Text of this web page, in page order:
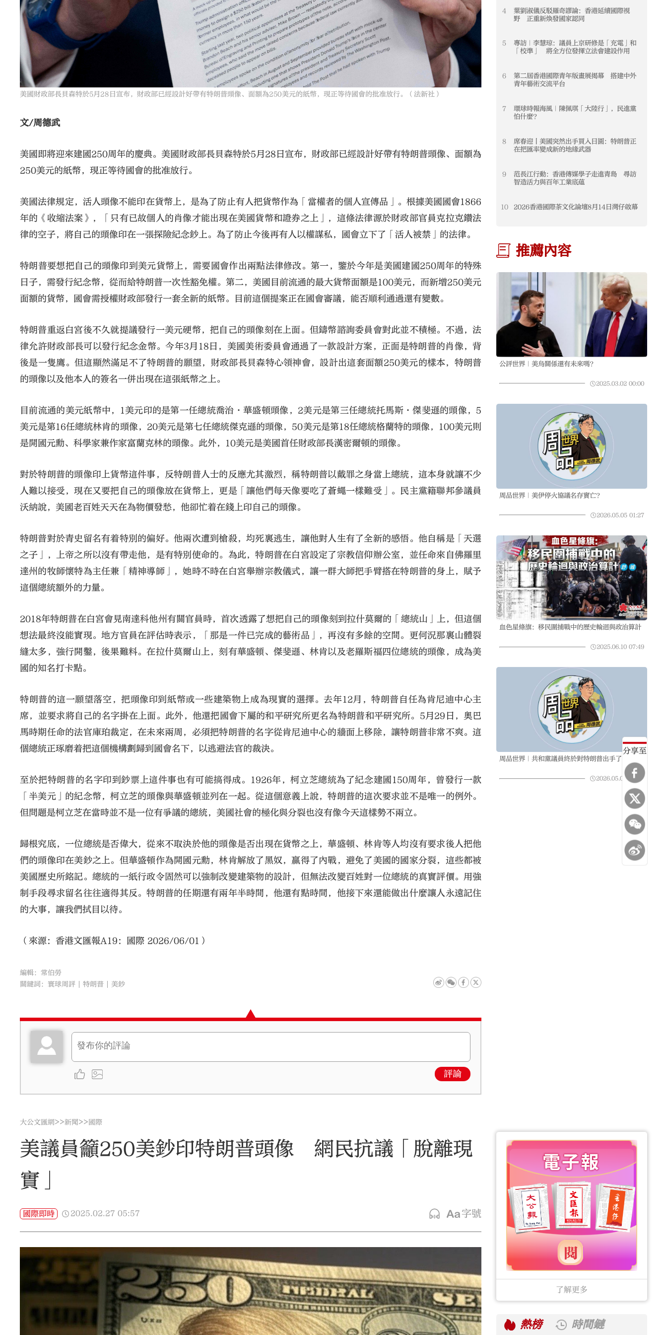
分享至
美國財政部長貝森特於5月28日宣布，財政部已經設計好帶有特朗普頭像、面額為250美元的紙幣，現正等待國會的批准放行。（法新社）
文/周德武
美國即將迎來建國250周年的慶典。美國財政部長貝森特於5月28日宣布，財政部已經設計好帶有特朗普頭像、面額為
250美元的紙幣，現正等待國會的批准放行。
美國法律規定，活人頭像不能印在貨幣上，是為了防止有人把貨幣作為「當權者的個人宣傳品」。根據美國國會1866
年的《收縮法案》，「只有已故個人的肖像才能出現在美國貨幣和證券之上」，這條法律源於財政部官員克拉克鑽法
律的空子，將自己的頭像印在一張探險紀念鈔上。為了防止今後再有人以權謀私，國會立下了「活人被禁」的法律。
特朗普要想把自己的頭像印到美元貨幣上，需要國會作出兩點法律修改。第一，鑒於今年是美國建國250周年的特殊
日子，需發行紀念幣，從而給特朗普一次性豁免權。第二，美國目前流通的最大貨幣面額是100美元，而新增250美元
面額的貨幣，國會需授權財政部發行一套全新的紙幣。目前這個提案正在國會審議，能否順利通過還有變數。
特朗普重返白宮後不久就提議發行一美元硬幣，把自己的頭像刻在上面。但鑄幣諮詢委員會對此並不積極。不過，法
律允許財政部長可以發行紀念金幣。今年3月18日，美國美術委員會通過了一款設計方案，正面是特朗普的肖像，背
後是一隻鷹。但這顯然滿足不了特朗普的願望，財政部長貝森特心領神會，設計出這套面額250美元的樣本，特朗普
的頭像以及他本人的簽名一併出現在這張紙幣之上。
目前流通的美元紙幣中，1美元印的是第一任總統喬治·華盛頓頭像，2美元是第三任總統托馬斯·傑斐遜的頭像，5
美元是第16任總統林肯的頭像，20美元是第七任總統傑克遜的頭像，50美元是第18任總統格蘭特的頭像，100美元則
是開國元勳、科學家兼作家富蘭克林的頭像。此外，10美元是美國首任財政部長漢密爾頓的頭像。
對於特朗普的頭像印上貨幣這件事，反特朗普人士的反應尤其激烈，稱特朗普以戴罪之身當上總統，這本身就讓不少
人難以接受，現在又要把自己的頭像放在貨幣上，更是「讓他們每天像要吃了蒼蠅一樣難受」。民主黨籍聯邦參議員
沃納說，美國老百姓天天在為物價發愁，他卻忙着在錢上印自己的頭像。
特朗普對於青史留名有着特別的偏好。他兩次遭到槍殺，均死裏逃生，讓他對人生有了全新的感悟。他自稱是「天選
之子」，上帝之所以沒有帶走他，是有特別使命的。為此，特朗普在白宮設定了宗教信仰辦公室，並任命來自佛羅里
達州的牧師懷特為主任兼「精神導師」，她時不時在白宮舉辦宗教儀式，讓一群大師把手臂搭在特朗普的身上，賦予
這個總統額外的力量。
2018年特朗普在白宮會見南達科他州有關官員時，首次透露了想把自己的頭像刻到拉什莫爾的「總統山」上，但這個
想法最終沒能實現。地方官員在評估時表示，「那是一件已完成的藝術品」，再沒有多餘的空間。更何況那裏山體裂
縫太多，強行開鑿，後果難料。在拉什莫爾山上，刻有華盛頓、傑斐遜、林肯以及老羅斯福四位總統的頭像，成為美
國的知名打卡點。
特朗普的這一願望落空，把頭像印到紙幣或一些建築物上成為現實的選擇。去年12月，特朗普自任為肯尼迪中心主
席，並要求將自己的名字掛在上面。此外，他還把國會下屬的和平研究所更名為特朗普和平研究所。5月29日，奧巴
馬時期任命的法官庫珀裁定，在未來兩周，必須把特朗普的名字從肯尼迪中心的牆面上移除，讓特朗普非常不爽。這
個總統正琢磨着把這個機構劃歸到國會名下，以逃避法官的裁決。
至於把特朗普的名字印到鈔票上這件事也有可能搞得成。1926年，柯立芝總統為了紀念建國150周年，曾發行一款
「半美元」的紀念幣，柯立芝的頭像與華盛頓並列在一起。從這個意義上說，特朗普的這次要求並不是唯一的例外。
但問題是柯立芝在當時並不是一位有爭議的總統，美國社會的極化與分裂也沒有像今天這樣勢不兩立。
歸根究底，一位總統是否偉大，從來不取決於他的頭像是否出現在貨幣之上，華盛頓、林肯等人均沒有要求後人把他
們的頭像印在美鈔之上。但華盛頓作為開國元勳，林肯解放了黑奴，贏得了內戰，避免了美國的國家分裂，這些都被
美國歷史所銘記。總統的一紙行政令固然可以強制改變建築物的設計，但無法改變百姓對一位總統的真實評價。用強
制手段尋求留名往往適得其反。特朗普的任期還有兩年半時間，他還有點時間，他接下來還能做出什麼讓人永遠記住
的大事，讓我們拭目以待。
（來源：香港文匯報A19：國際 2026/06/01）
編輯：常伯勞
關鍵詞： 寰球周評 特朗普 美鈔
評論
4
葉劉淑儀反駁羅奇謬論：香港延續國際視
野 正重新煥發國家認同
5
專訪｜李慧琼：議員上京研修是「充電」和
「校準」 將全方位發揮立法會建設作用
6
第二屆香港國際青年版畫展揭幕 搭建中外
青年藝術交流平台
7
環球時報海風｜陳佩琪「大陸行」，民進黨
怕什麼？
8
席春迎丨美國突然出手買入日圓：特朗普正
在把匯率變成新的地緣武器
9
范長江行動：香港傳媒學子走進青島 尋訪
智造活力與百年工業底蘊
10 2026香港國際茶文化論壇8月14日灣仔啟幕
推薦內容
公評世界｜美烏關係還有未來嗎？
2025.03.02 00:00
周品世界｜美伊停火協議名存實亡？
2026.05.05 01:27
血色星條旗：移民圍捕戰中的歷史輪迴與政治算計
2025.06.10 07:49
周品世界｜共和黨議員終於對特朗普出手了
2026.05.08 00:57
大公文匯網>>新聞>> 國際
美議員籲250美鈔印特朗普頭像 網民抗議「脫離現
實」
國際即時 2025.02.27 05:57 字號
了解更多
熱榜 時間鏈